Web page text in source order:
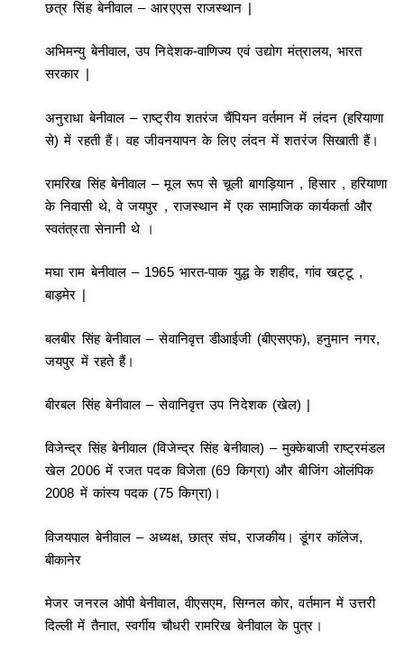
छत्र सिंह बेनीवाल – आरएएस राजस्थान |
अभिमन्यु बेनीवाल, उप निदेशक-वाणिज्य एवं उद्योग मंत्रालय, भारत
सरकार |
अनुराधा बेनीवाल – राष्ट्रीय शतरंज चैंपियन वर्तमान में लंदन (हरियाणा
से) में रहती हैं। वह जीवनयापन के लिए लंदन में शतरंज सिखाती हैं।
रामरिख सिंह बेनीवाल – मूल रूप से चूली बागड़ियान , हिसार , हरियाणा
के निवासी थे, वे जयपुर , राजस्थान में एक सामाजिक कार्यकर्ता और
स्वतंत्रता सेनानी थे ।
मघा राम बेनीवाल – 1965 भारत-पाक युद्ध के शहीद, गांव खट्टू ,
बाड़मेर |
बलबीर सिंह बेनीवाल – सेवानिवृत्त डीआईजी (बीएसएफ), हनुमान नगर,
जयपुर में रहते हैं।
बीरबल सिंह बेनीवाल – सेवानिवृत्त उप निदेशक (खेल) |
विजेन्द्र सिंह बेनीवाल (विजेन्द्र सिंह बेनीवाल) – मुक्केबाजी राष्ट्रमंडल
खेल 2006 में रजत पदक विजेता (69 किग्रा) और बीजिंग ओलंपिक
2008 में कांस्य पदक (75 किग्रा)।
विजयपाल बेनीवाल – अध्यक्ष, छात्र संघ, राजकीय। डूंगर कॉलेज,
बीकानेर
मेजर जनरल ओपी बेनीवाल, वीएसएम, सिग्नल कोर, वर्तमान में उत्तरी
दिल्ली में तैनात, स्वर्गीय चौधरी रामरिख बेनीवाल के पुत्र।